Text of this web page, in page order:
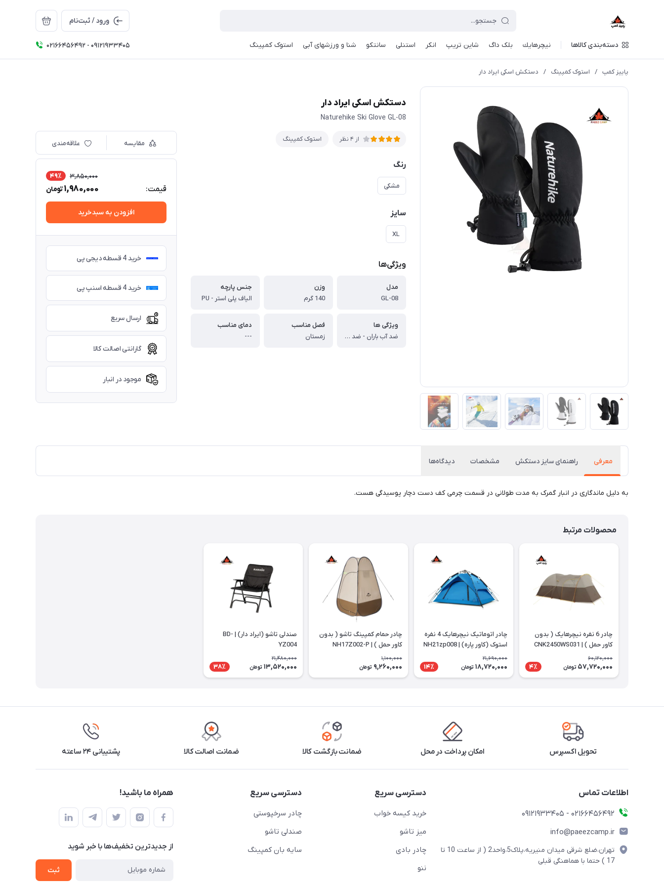
ورود / ثبت‌نام
دسته‌بندی کالاها نيچرهايك بلک داگ شاین تریپ انکر استنلی سانتکو شنا و ورزشهای آبی استوک کمپینگ 02166456492 - 09121933405
پاییز کمپ / استوک کمپینگ / دستکش اسکی ایراد دار
دستکش اسکی ایراد دار
Naturehike Ski Glove GL-08
از 4 نظر استوک کمپینگ
رنگ
مشکی
سایز
XL
ویژگی‌ها
مدل
GL-08
وزن
140 گرم
جنس پارچه
الیاف پلی استر - PU
ویژگی ها
ضد آب باران - ضد باد
فصل مناسب
زمستان
دمای مناسب
---
مقایسه علاقه‌مندی
قیمت:
3,850,000 49٪
1,980,000تومان
افزودن به سبدخرید
خرید 4 قسطه دیجی پی
خرید 4 قسطه اسنپ پی
ارسال سریع
گارانتی اصالت کالا
موجود در انبار
معرفی راهنمای سایز دستکش مشخصات دیدگاه‌ها
به دلیل ماندگاری در انبار گمرک به مدت طولانی در قسمت چرمی کف دست دچار پوسیدگی هست.
محصولات مرتبط
چادر 6 نفره نیچرهایک ( بدون
کاور حمل ) | CNK2450WS031
60,120,000
57,720,000 تومان 4٪
چادر اتوماتیک نیچرهایک 4 نفره
استوک (کاور پاره) | NH21zp008
21,690,000
18,720,000 تومان 14٪
چادر حمام کمپینگ تاشو ( بدون
کاور حمل ) | NH17Z002-P
1,100,000
9,260,000 تومان
صندلی تاشو (ایراد دار) | BD-
YZ004
21,480,000
13,520,000 تومان 38٪
تحویل اکسپرس امکان پرداخت در محل ضمانت بازگشت کالا ضمانت اصالت کالا پشتیبانی ۲۴ ساعته
اطلاعات تماس
02166456492 - 09121933405
info@paeezcamp.ir
تهران،ضلع شرقی میدان منیریه،پلاک5،واحد2 ( از ساعت 10 تا
17 ) حتما با هماهنگی قبلی
دسترسی سریع
خرید کیسه خواب
میز تاشو
چادر بادی
ننو
دسترسی سریع
چادر سرخپوستی
صندلی تاشو
سایه بان کمپینگ
همراه ما باشید!
از جدید‌ترین تخفیف‌ها با‌ خبر شوید
ثبت